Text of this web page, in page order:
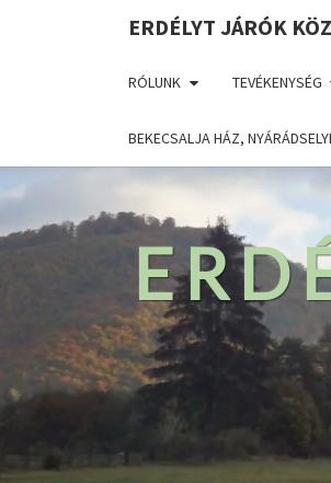
ERDÉLYT JÁRÓK
RÓLUNK TEVÉKENYSÉG
BEKECSALJA HÁZ,